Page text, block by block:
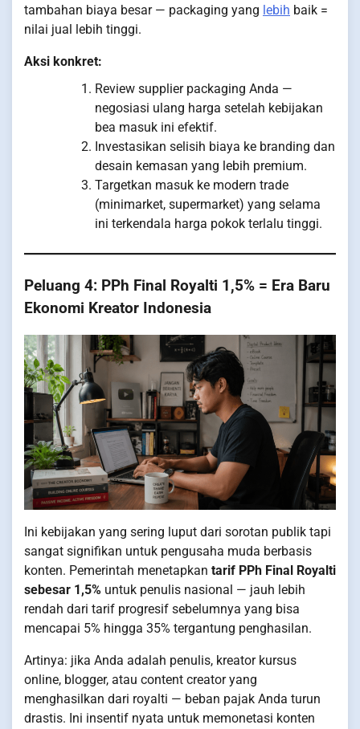
tambahan biaya besar — packaging yang lebih baik =
nilai jual lebih tinggi.
Aksi konkret:
Review supplier packaging Anda —
negosiasi ulang harga setelah kebijakan
bea masuk ini efektif.
Investasikan selisih biaya ke branding dan
desain kemasan yang lebih premium.
Targetkan masuk ke modern trade
(minimarket, supermarket) yang selama
ini terkendala harga pokok terlalu tinggi.
Peluang 4: PPh Final Royalti 1,5% = Era Baru
Ekonomi Kreator Indonesia
Ini kebijakan yang sering luput dari sorotan publik tapi
sangat signifikan untuk pengusaha muda berbasis
konten. Pemerintah menetapkan tarif PPh Final Royalti
sebesar 1,5% untuk penulis nasional — jauh lebih
rendah dari tarif progresif sebelumnya yang bisa
mencapai 5% hingga 35% tergantung penghasilan.
Artinya: jika Anda adalah penulis, kreator kursus
online, blogger, atau content creator yang
menghasilkan dari royalti — beban pajak Anda turun
drastis. Ini insentif nyata untuk memonetasi konten